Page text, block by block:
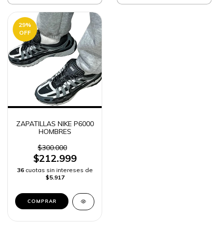
29%
OFF
ZAPATILLAS NIKE P6000
HOMBRES
$300.000
$212.999
36 cuotas sin intereses de
$5.917
COMPRAR